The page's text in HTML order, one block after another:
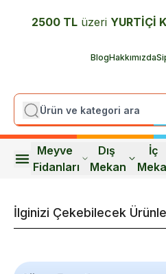
2500 TL üzeri YURTİÇİ K
BlogHakkımızda
Meyve
Fidanları
Dış
Mekan
İç
İlginizi Çekebilecek